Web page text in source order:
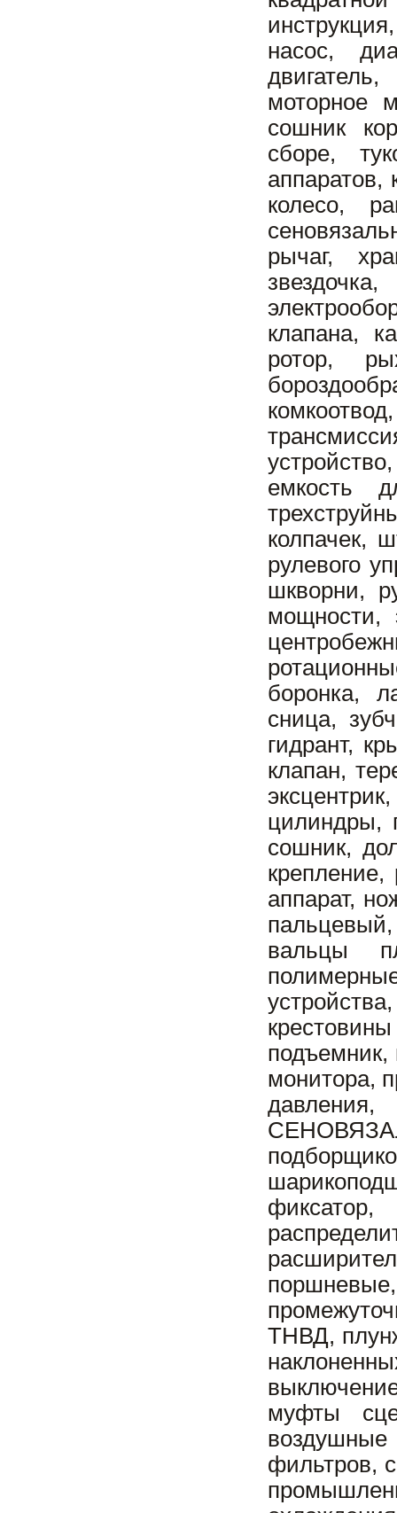
насос,
моторное
сошник
сборе,
колесо,
рычаг,
клапана,
ротор,
емкость
колпачек,
рулевого
шкворни,
мощности,
боронка,
сница,
гидрант,
клапан,
цилиндры,
сошник,
аппарат,
вальцы
монитора,
ТНВД,
муфты
воздушные
фильтров,